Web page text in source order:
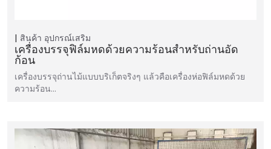
สินค้า อุปกรณ์เสริม
เครื่องบรรจุฟิล์มหดด้วยความร้อนสำหรับถ่านอัด
ก้อน
เครื่องบรรจุถ่านไม้แบบบริเก็ตจริงๆ แล้วคือเครื่องห่อฟิล์มหดด้วย
ความร้อน…